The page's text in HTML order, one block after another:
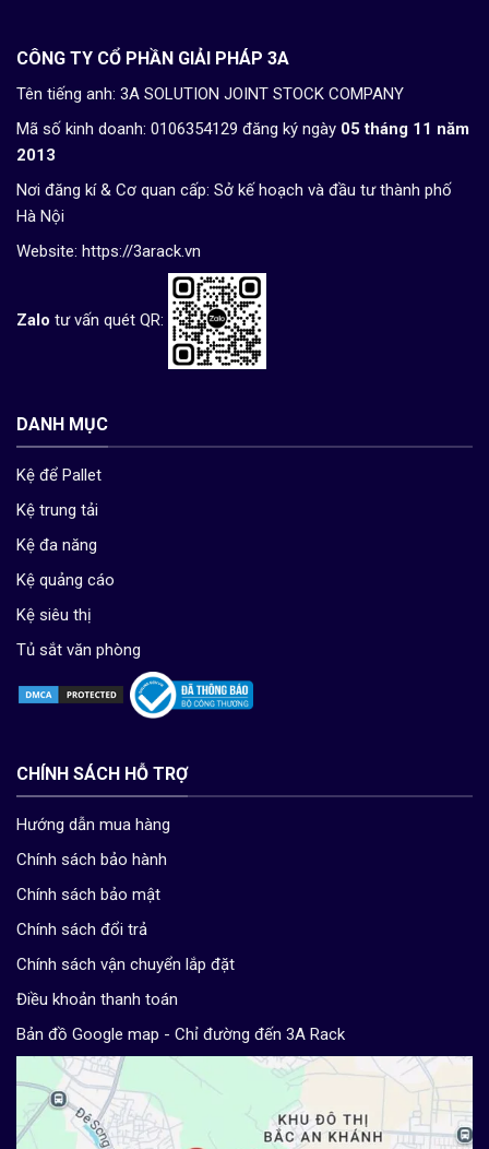
CÔNG TY CỔ PHẦN GIẢI PHÁP 3A
Tên tiếng anh: 3A SOLUTION JOINT STOCK COMPANY
Mã số kinh doanh: 0106354129 đăng ký ngày 05 tháng 11 năm
2013
Nơi đăng kí & Cơ quan cấp: Sở kế hoạch và đầu tư thành phố
Hà Nội
Website: https://3arack.vn
Zalo tư vấn quét QR:
DANH MỤC
Kệ để Pallet
Kệ trung tải
Kệ đa năng
Kệ quảng cáo
Kệ siêu thị
Tủ sắt văn phòng
CHÍNH SÁCH HỖ TRỢ
Hướng dẫn mua hàng
Chính sách bảo hành
Chính sách bảo mật
Chính sách đổi trả
Chính sách vận chuyển lắp đặt
Điều khoản thanh toán
Bản đồ Google map - Chỉ đường đến 3A Rack